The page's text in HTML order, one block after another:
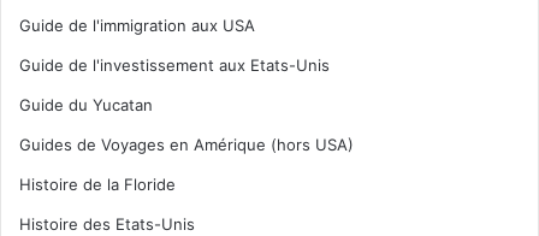
Guide de l'immigration aux USA
Guide de l'investissement aux Etats-Unis
Guide du Yucatan
Guides de Voyages en Amérique (hors USA)
Histoire de la Floride
Histoire des Etats-Unis